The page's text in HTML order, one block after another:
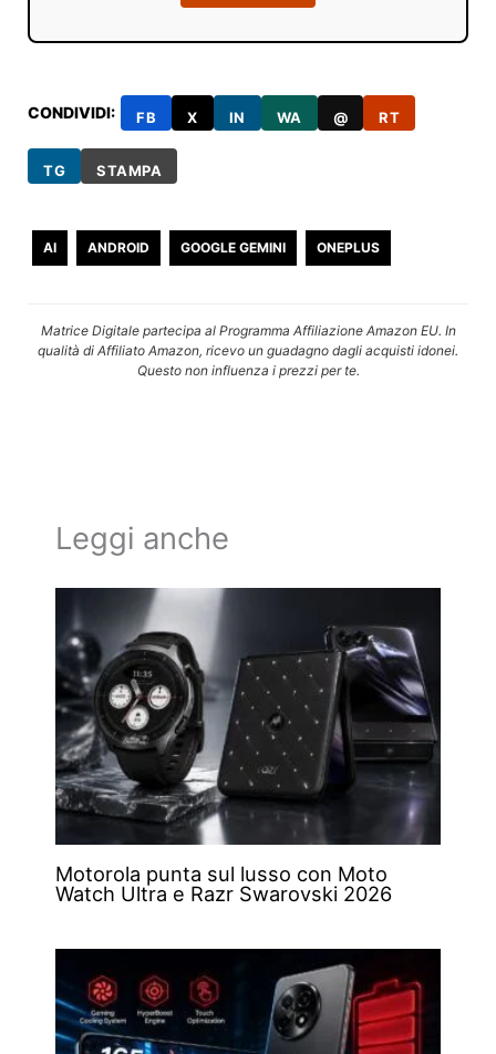
CONDIVIDI: FB X IN WA @ RT
TG STAMPA
AI ANDROID GOOGLE GEMINI ONEPLUS
Matrice Digitale partecipa al Programma Affiliazione Amazon EU. In
qualità di Affiliato Amazon, ricevo un guadagno dagli acquisti idonei.
Questo non influenza i prezzi per te.
Leggi anche
Motorola punta sul lusso con Moto
Watch Ultra e Razr Swarovski 2026